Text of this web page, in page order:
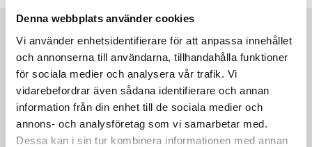
Denna webbplats använder cookies
Vi använder enhetsidentifierare för att anpassa innehållet
och annonserna till användarna, tillhandahålla funktioner
för sociala medier och analysera vår trafik. Vi
vidarebefordrar även sådana identifierare och annan
information från din enhet till de sociala medier och
annons- och analysföretag som vi samarbetar med.
Dessa kan i sin tur kombinera informationen med annan
ProduktinformationSpecifikationer PristabellRecensioner (954
·203 g/m² (Vit: 193 g/m²) ·100% bomull ·(Ash: 99% bomull, 1%
polyester; Sport Grey: 90% bomull, 10% polyester; Dark
Heather, Safety Green, Safety Orange: 50% bomull, 50%
polyester) ·Nack- och skulderband ·Långärmad ·Dubbelsöm på
Ärmar och nederkant ·Tubkonstruktion.